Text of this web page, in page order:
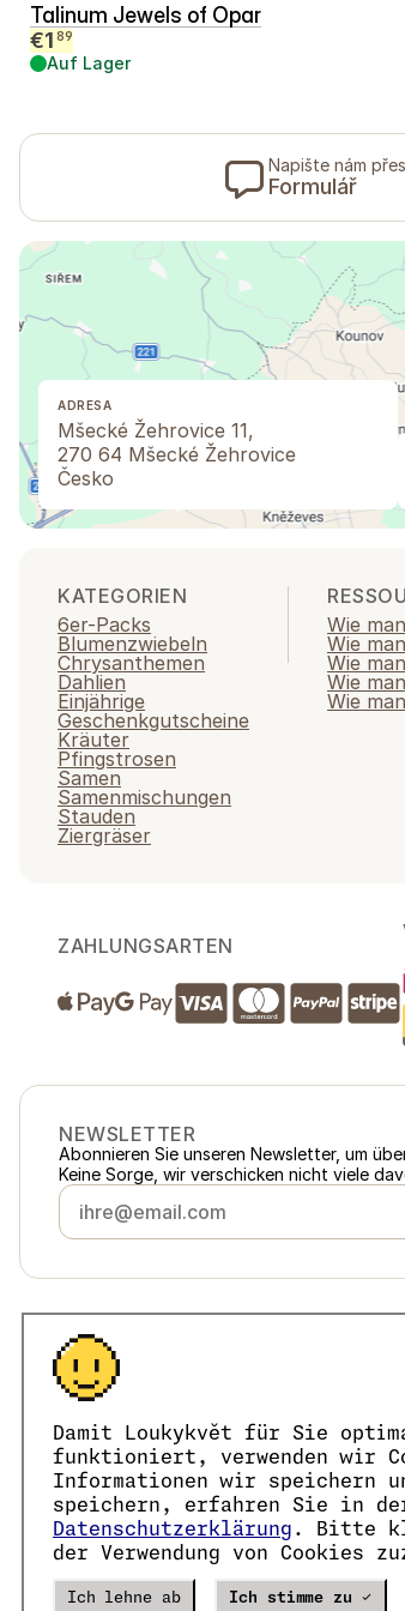
Damit Loukykvět für Sie
funktioniert, verwenden wir
Informationen wir speichern
speichern, erfahren Sie in
Datenschutzerklärung . Bitte
der Verwendung von Cookies
Ich lehne ab Ich stimme zu ✓
Talinum Jewels of Opar
€1 89
Auf Lager
Napište nám přes
Formulář
ADRESA
Mšecké Žehrovice 11,
270 64 Mšecké Žehrovice
Česko
KATEGORIEN
6er-Packs
Blumenzwiebeln
Chrysanthemen
Dahlien
Einjährige
Geschenkgutscheine
Kräuter
Pfingstrosen
Samen
Samenmischungen
Stauden
Ziergräser
Wie
Wie
Wie
Wie
Wie
ZAHLUNGSARTEN
NEWSLETTER
Abonnieren Sie unseren Newsletter, um
Keine Sorge, wir verschicken nicht viele
Österreich
Česko loukykvet.cz
Slovensko
Polska
Deutschland loukykvet.de
Franceloukykvet.fr
Belgiëloukykvet.be
Danmarkloukykvet.dk
Eesti loukykvet.ee
España loukykvet.es
© 2016 →
Loukykvět s.r.o. ist im Handelsregister
Wir sind am verbundenen
Wir verwenden die Registrierungsnummer
Unsere Unternehmens-
Die Datenbox hat die ID eng827q.
Die EORI-Nummer lautet CZ05663687.
Wir sind umsatzsteuerpflichtig.
Verze20302 PRODUCTION